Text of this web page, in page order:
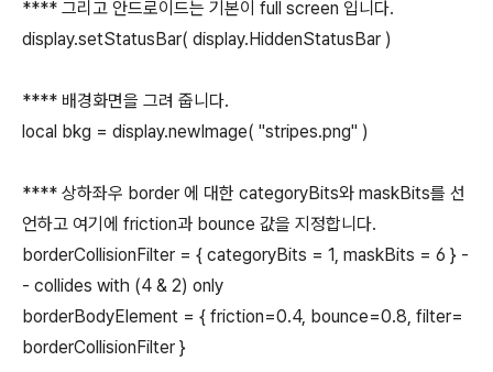
**** 그리고 안드로이드는 기본이 full screen 입니다.
display.setStatusBar( display.HiddenStatusBar )
**** 배경화면을 그려 줍니다.
local bkg = display.newImage( "stripes.png" )
**** 상하좌우 border 에 대한 categoryBits와 maskBits를 선
언하고 여기에 friction과 bounce 값을 지정합니다.
borderCollisionFilter = { categoryBits = 1, maskBits = 6 } -
- collides with (4 & 2) only
borderBodyElement = { friction=0.4, bounce=0.8, filter=
borderCollisionFilter }